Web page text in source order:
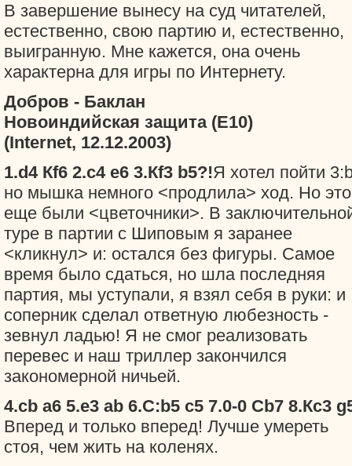
В завершение вынесу на суд читателей,
естественно, свою партию и, естественно,
выигранную. Мне кажется, она очень
характерна для игры по Интернету.
Добров - Баклан
Новоиндийская защита (E10)
(Internet, 12.12.2003)
1.d4 Кf6 2.c4 e6 3.Кf3 b5?!Я хотел пойти
но мышка немного <продлила> ход. Но это
еще были <цветочники>. В
туре в партии с Шиповым я заранее
<кликнул> и: остался без фигуры. Самое
время было сдаться, но шла последняя
партия, мы уступали, я взял себя в руки: и
соперник сделал ответную любезность -
зевнул ладью! Я не смог реализовать
перевес и наш триллер закончился
закономерной ничьей.
4.cb a6 5.e3 ab 6.С:b5 c5 7.0-0 Сb7 8.Кc3
Вперед и только вперед! Лучше умереть
стоя, чем жить на коленях.